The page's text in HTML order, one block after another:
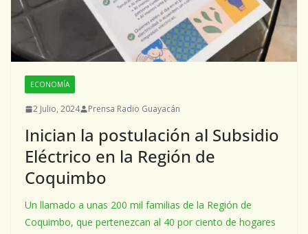
ECONOMÍA
2 Julio, 2024 Prensa Radio Guayacán
Inician la postulación al Subsidio
Eléctrico en la Región de
Coquimbo
Un llamado a unas 200 mil familias de la Región de
Coquimbo, que pertenezcan al 40 por ciento de hogares